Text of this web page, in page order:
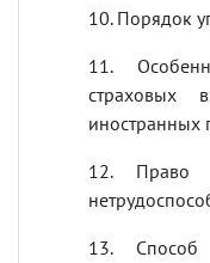
10. Порядок
11.
страховых
иностранных
12. Право
13. Способ